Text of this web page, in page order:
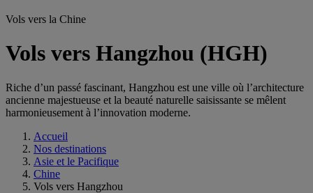
Vols vers la Chine
Vols vers Hangzhou (HGH)
Riche d’un passé fascinant, Hangzhou est une ville où l’architecture
ancienne majestueuse et la beauté naturelle saisissante se mêlent
harmonieusement à l’innovation moderne.
Accueil
Nos destinations
Asie et le Pacifique
Chine
Vols vers Hangzhou